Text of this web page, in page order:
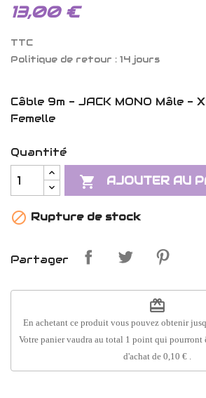
13,00 €
TTC
Politique de retour : 14 jours
Câble 9m - JACK MONO Mâle -
Femelle
Quantité
 AJOUTER AU
 Rupture de stock
Partager
redeem
En achetant ce produit vous pouvez obtenir
Votre panier vaudra au total 1 pointqui pourront
d'achat de 0,10 €.